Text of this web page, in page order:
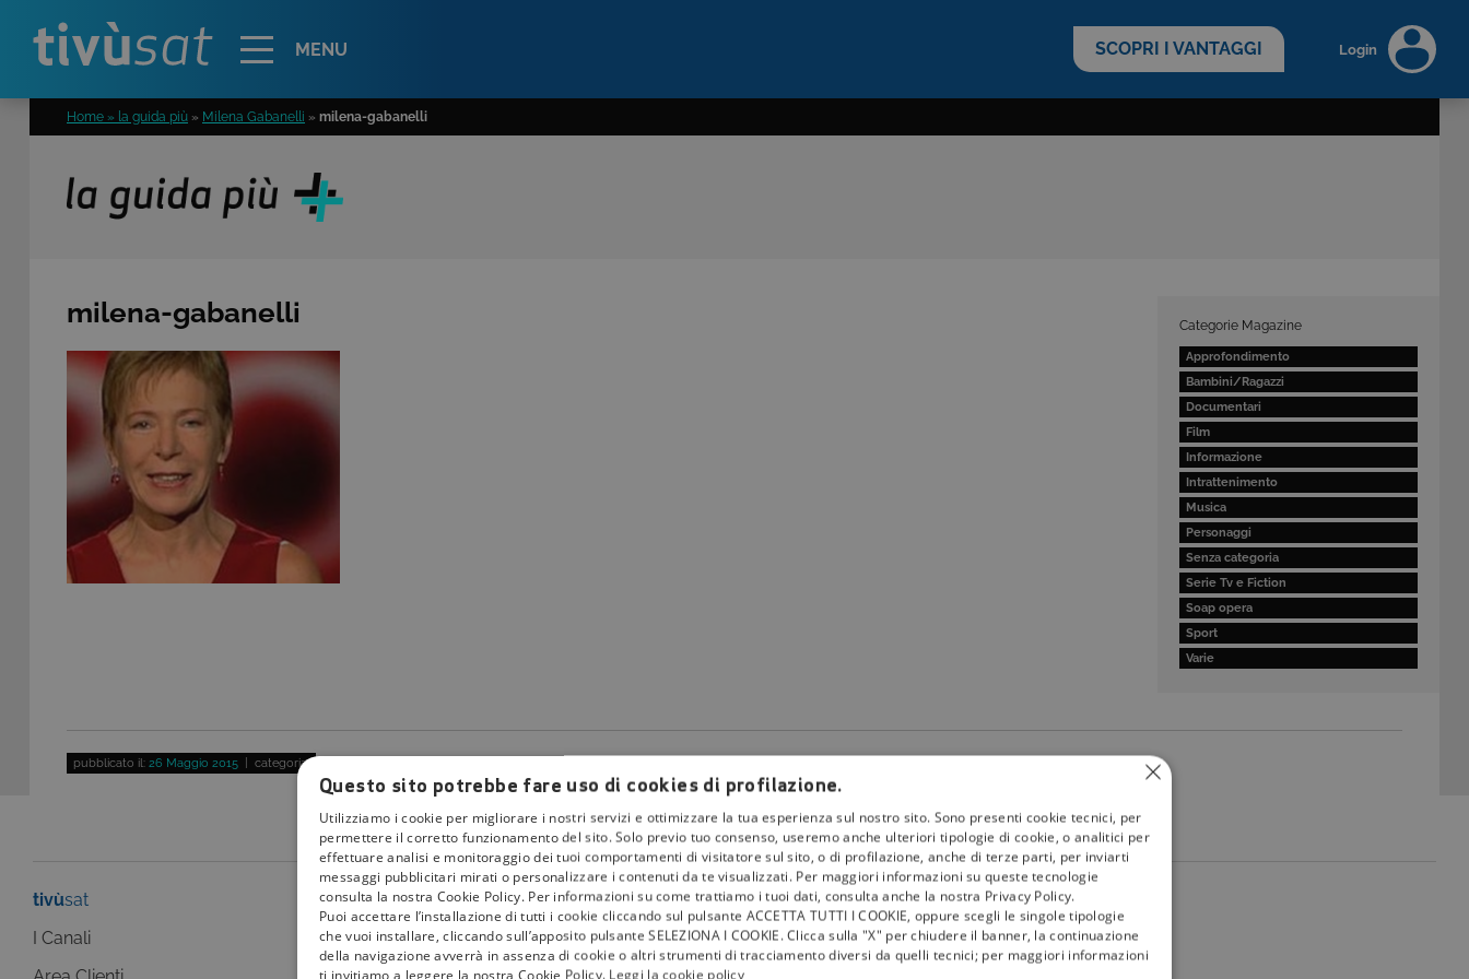
MENU SCOPRI I VANTAGGI Login
Home » la guida più » Milena Gabanelli » milena-gabanelli
Categorie Magazine
Approfondimento
Bambini/Ragazzi
Documentari
Film
Informazione
Intrattenimento
Musica
Personaggi
Senza categoria
Serie Tv e Fiction
Soap opera
Sport
Varie
milena-gabanelli
pubblicato il: 26 Maggio 2015 | categoria:
tivùsat
I Canali
tivùla guida
I programmi
lativù
I Bollini
Questo sito potrebbe fare uso di cookies di profilazione.
Utilizziamo i cookie per migliorare i nostri servizi e ottimizzare la tua esperienza sul nostro sito. Sono presenti cookie tecnici, per
permettere il corretto funzionamento del sito. Solo previo tuo consenso, useremo anche ulteriori tipologie di cookie, o analitici per
effettuare analisi e monitoraggio dei tuoi comportamenti di visitatore sul sito, o di profilazione, anche di terze parti, per inviarti
messaggi pubblicitari mirati o personalizzare i contenuti da te visualizzati. Per maggiori informazioni su queste tecnologie
consulta la nostra Cookie Policy. Per informazioni su come trattiamo i tuoi dati, consulta anche la nostra Privacy Policy.
Puoi accettare l’installazione di tutti i cookie cliccando sul pulsante ACCETTA TUTTI I COOKIE, oppure scegli le singole tipologie
che vuoi installare, cliccando sull’apposito pulsante SELEZIONA I COOKIE. Clicca sulla "X" per chiudere il banner, la continuazione
della navigazione avverrà in assenza di cookie o altri strumenti di tracciamento diversi da quelli tecnici; per maggiori informazioni
ti invitiamo a leggere la nostra Cookie Policy. Leggi la cookie policy